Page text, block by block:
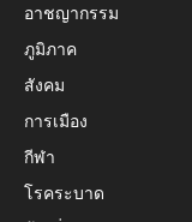
อาชญากรรม
ภูมิภาค
สังคม
การเมือง
กีฬา
โรคระบาด